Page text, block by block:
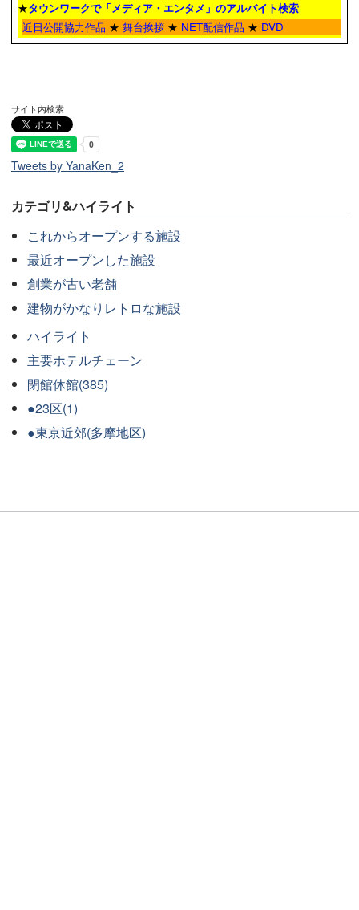
★タウンワークで「メディア・エンタメ」のアルバイト検索
近日公開協力作品 ★ 舞台挨拶 ★ NET配信作品 ★ DVD
サイト内検索
Tweets by YanaKen_2
カテゴリ&ハイライト
これからオープンする施設
最近オープンした施設
創業が古い老舗
建物がかなりレトロな施設
ハイライト
主要ホテルチェーン
閉館休館(385)
●23区(1)
●東京近郊(多摩地区)